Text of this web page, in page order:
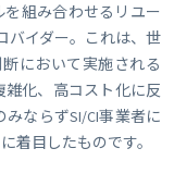
組み合わせるリユー
バイダー。これは、世
において実施される
雑化、高コスト化に反
ならずSI/CI事業者に
着目したものです。